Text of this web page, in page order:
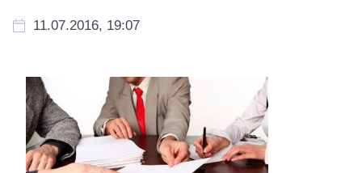
11.07.2016, 19:07